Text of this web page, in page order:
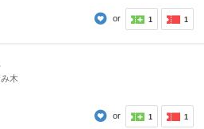
or 1 1
木
or 1 1